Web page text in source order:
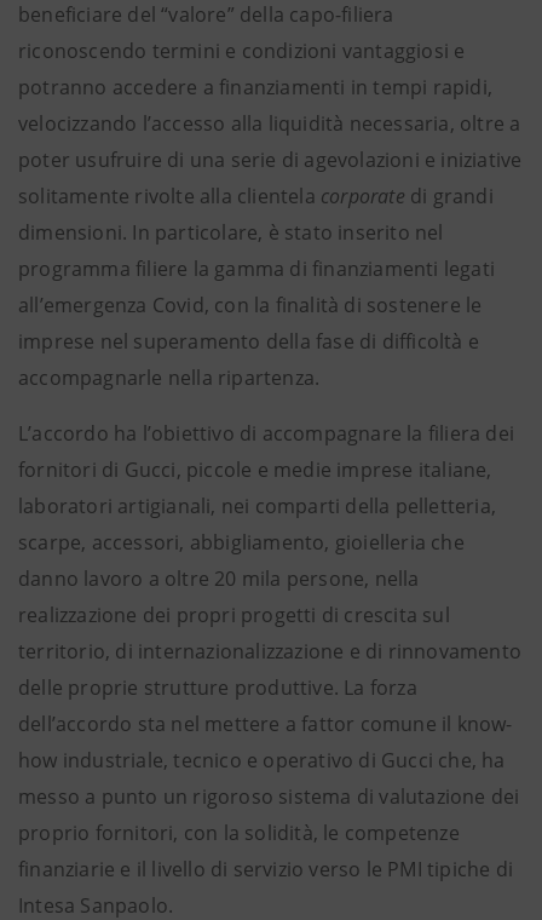
beneficiare del “valore” della capo-filiera
riconoscendo termini e condizioni vantaggiosi e
potranno accedere a finanziamenti in tempi rapidi,
velocizzando l’accesso alla liquidità necessaria, oltre a
poter usufruire di una serie di agevolazioni e iniziative
solitamente rivolte alla clientela corporate di grandi
dimensioni. In particolare, è stato inserito nel
programma filiere la gamma di finanziamenti legati
all’emergenza Covid, con la finalità di sostenere le
imprese nel superamento della fase di difficoltà e
accompagnarle nella ripartenza.
L’accordo ha l’obiettivo di accompagnare la filiera dei
fornitori di Gucci, piccole e medie imprese italiane,
laboratori artigianali, nei comparti della pelletteria,
scarpe, accessori, abbigliamento, gioielleria che
danno lavoro a oltre 20 mila persone, nella
realizzazione dei propri progetti di crescita sul
territorio, di internazionalizzazione e di rinnovamento
delle proprie strutture produttive. La forza
dell’accordo sta nel mettere a fattor comune il know-
how industriale, tecnico e operativo di Gucci che, ha
messo a punto un rigoroso sistema di valutazione dei
proprio fornitori, con la solidità, le competenze
finanziarie e il livello di servizio verso le PMI tipiche di
Intesa Sanpaolo.